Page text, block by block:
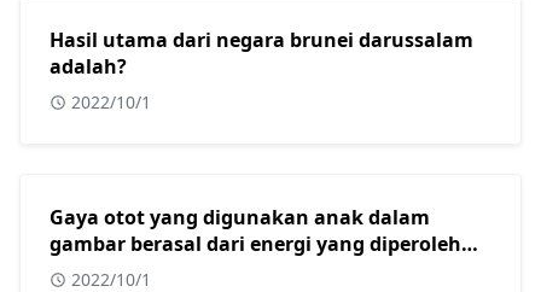
Hasil utama dari negara brunei darussalam
adalah?
2022/10/1
Gaya otot yang digunakan anak dalam
gambar berasal dari energi yang diperoleh
dari?
2022/10/1